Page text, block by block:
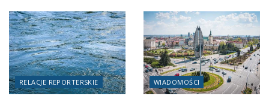
RELACJE REPORTERSKIE WIADOMOŚCI